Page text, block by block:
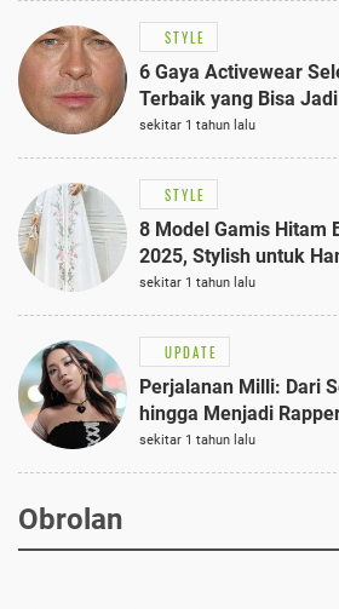
STYLE
6 Gaya Activewear
Terbaik yang Bisa
sekitar 1 tahun lalu
STYLE
8 Model Gamis Hitam
2025, Stylish untuk
Semi-Formal
sekitar 1 tahun lalu
UPDATE
Perjalanan Milli: Dari
hingga Menjadi
sekitar 1 tahun lalu
Obrolan